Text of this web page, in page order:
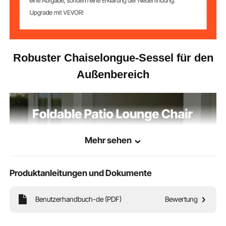
Robuster Chaiselongue-Sessel für den
Außenbereich
Mehr sehen
Produktanleitungen und Dokumente
Benutzerhandbuch-de (PDF) Bewertung